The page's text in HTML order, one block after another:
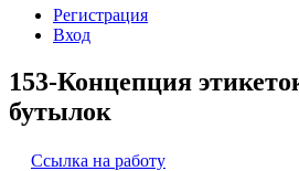
Регистрация
Вход
153-Концепция
бутылок
Ссылка на работу